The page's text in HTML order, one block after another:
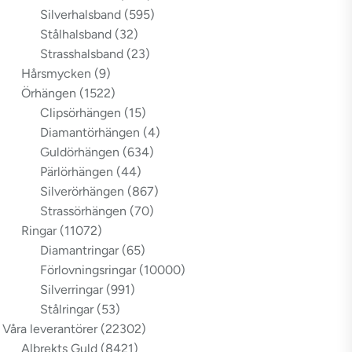
Silverhalsband (595)
Stålhalsband (32)
Strasshalsband (23)
Hårsmycken (9)
Örhängen (1522)
Clipsörhängen (15)
Diamantörhängen (4)
Guldörhängen (634)
Pärlörhängen (44)
Silverörhängen (867)
Strassörhängen (70)
Ringar (11072)
Diamantringar (65)
Förlovningsringar (10000)
Silverringar (991)
Stålringar (53)
Våra leverantörer (22302)
Albrekts Guld (8421)